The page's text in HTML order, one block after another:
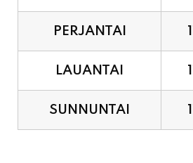
PERJANTAI
LAUANTAI
SUNNUNTAI